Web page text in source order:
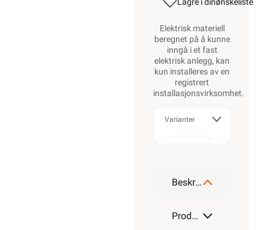
Elektrisk materiell
beregnet på å kunne
inngå i et fast
elektrisk anlegg, kan
kun installeres av en
registrert
installasjonsvirksomhet.
Varianter
Beskrivelse
Produktdetaljer